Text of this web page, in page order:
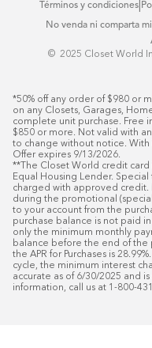
Términos y condiciones|
No venda ni comparta
© ️ 2025 Closet World
*50% off any order of $980 or
on any Closets, Garages,
complete unit purchase. Free
$850 or more. Not valid with
to change without notice.
Offer expires 9/13/2026.
**The Closet World credit card
Equal Housing Lender.
charged with approved credit.
during the promotional
to your account from the
purchase balance is not paid
only the minimum monthly
balance before the end of the
the APR for Purchases is
cycle, the minimum interest
accurate as of 6/30/2025 and
information, call us at 1-800-